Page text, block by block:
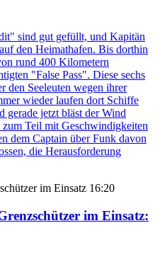
sind gut gefüllt, und Kapitän
den Heimathafen. Bis dorthin
rund 400 Kilometern
"False Pass". Diese sechs
den Seeleuten wegen ihrer
wieder laufen dort Schiffe
gerade jetzt bläst der Wind
zum Teil mit Geschwindigkeiten
dem Captain über Funk davon
die Herausforderung
16:20
im Einsatz: